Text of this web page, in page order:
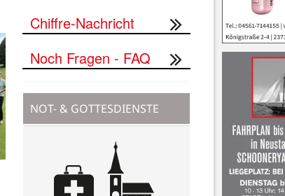
Chiffre-Nachricht
Noch Fragen - FAQ
NOT- & GOTTESDIENSTE